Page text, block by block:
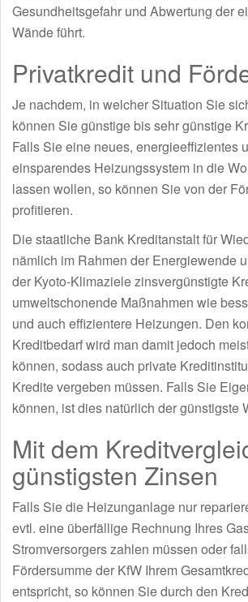
Gesundheitsgefahr und Abwertung der
Wände führt.
Privatkredit und
Je nachdem, in welcher Situation Sie
können Sie günstige bis sehr günstige
Falls Sie eine neues, energieeffizientes
einsparendes Heizungssystem in die
lassen wollen, so können Sie von der
profitieren.
Die staatliche Bank Kreditanstalt für
nämlich im Rahmen der Energiewende
der Kyoto-Klimaziele zinsvergünstigte
umweltschonende Maßnahmen wie
und auch effizientere Heizungen. Den
Kreditbedarf wird man damit jedoch
können, sodass auch private
Kredite vergeben müssen. Falls Sie
können, ist dies natürlich der günstigste
Mit dem
günstigsten Zinsen
Falls Sie die Heizunganlage nur
evtl. eine überfällige Rechnung Ihres
Stromversorgers zahlen müssen oder
Fördersumme der KfW Ihrem
entspricht, so können Sie durch den